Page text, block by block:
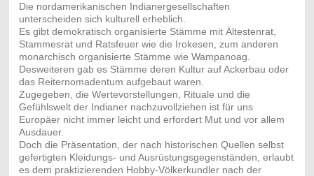
Die nordamerikanischen Indianergesellschaften
unterscheiden sich kulturell erheblich.
Es gibt demokratisch organisierte Stämme mit Ältestenrat,
Stammesrat und Ratsfeuer wie die Irokesen, zum anderen
monarchisch organisierte Stämme wie Wampanoag.
Desweiteren gab es Stämme deren Kultur auf Ackerbau oder
das Reiternomadentum aufgebaut waren.
Zugegeben, die Wertevorstellungen, Rituale und die
Gefühlswelt der Indianer nachzuvollziehen ist für uns
Europäer nicht immer leicht und erfordert Mut und vor allem
Ausdauer.
Doch die Präsentation, der nach historischen Quellen selbst
gefertigten Kleidungs- und Ausrüstungsgegenständen, erlaubt
es dem praktizierenden Hobby-Völkerkundler nach der